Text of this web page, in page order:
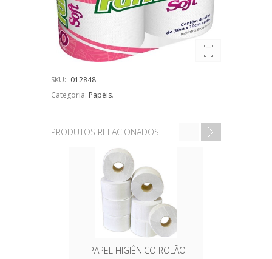
SKU: 012848
Categoria: Papéis.
PRODUTOS RELACIONADOS
PAPEL HIGIÊNICO ROLÃO